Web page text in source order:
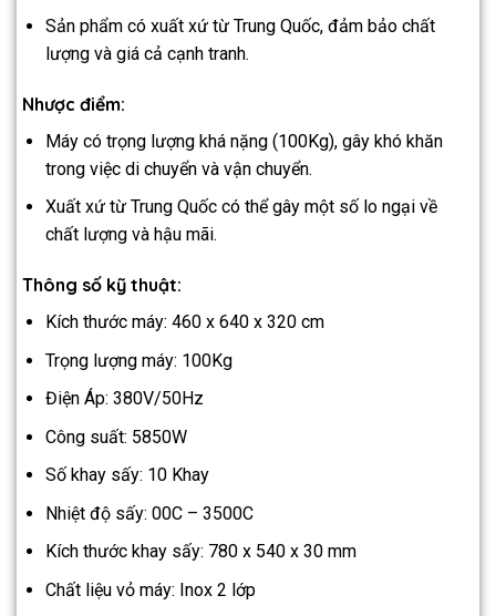
Sản phẩm có xuất xứ từ Trung Quốc, đảm bảo chất
lượng và giá cả cạnh tranh.
Nhược điểm:
Máy có trọng lượng khá nặng (100Kg), gây khó khăn
trong việc di chuyển và vận chuyển.
Xuất xứ từ Trung Quốc có thể gây một số lo ngại về
chất lượng và hậu mãi.
Thông số kỹ thuật:
Kích thước máy: 460 x 640 x 320 cm
Trọng lượng máy: 100Kg
Điện Áp: 380V/50Hz
Công suất: 5850W
Số khay sấy: 10 Khay
Nhiệt độ sấy: 00C – 3500C
Kích thước khay sấy: 780 x 540 x 30 mm
Chất liệu vỏ máy: Inox 2 lớp